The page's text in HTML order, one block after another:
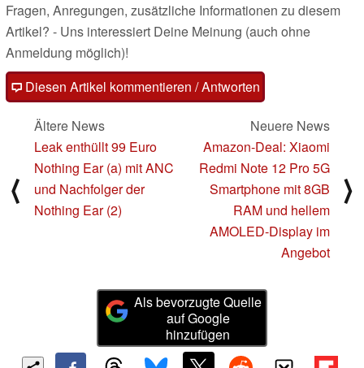
Fragen, Anregungen, zusätzliche Informationen zu diesem
Artikel? - Uns interessiert Deine Meinung (auch ohne
Anmeldung möglich)!
Diesen Artikel kommentieren / Antworten
⟨
Ältere News
Leak enthüllt 99 Euro
Nothing Ear (a) mit ANC
und Nachfolger der
Nothing Ear (2)
Neuere News
Amazon-Deal: Xiaomi
Redmi Note 12 Pro 5G
Smartphone mit 8GB
RAM und hellem
AMOLED-Display im
Angebot
⟩
Als bevorzugte Quelle
auf Google
hinzufügen